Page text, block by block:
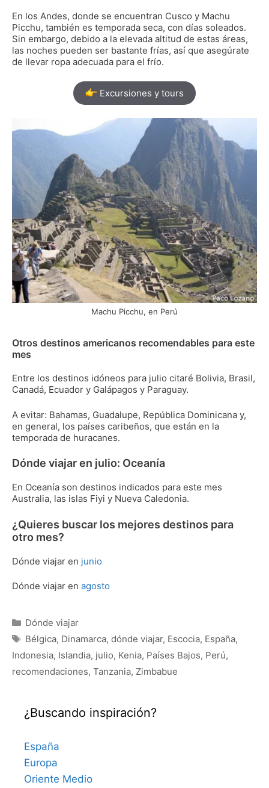
En los Andes, donde se encuentran Cusco y Machu
Picchu, también es temporada seca, con días soleados.
Sin embargo, debido a la elevada altitud de estas áreas,
las noches pueden ser bastante frías, así que asegúrate
de llevar ropa adecuada para el frío.
Excursiones y tours
Machu Picchu, en Perú
Otros destinos americanos recomendables para este
mes
Entre los destinos idóneos para julio citaré Bolivia, Brasil,
Canadá, Ecuador y Galápagos y Paraguay.
A evitar: Bahamas, Guadalupe, República Dominicana y,
en general, los países caribeños, que están en la
temporada de huracanes.
Dónde viajar en julio: Oceanía
En Oceanía son destinos indicados para este mes
Australia, las islas Fiyi y Nueva Caledonia.
¿Quieres buscar los mejores destinos para
otro mes?
Dónde viajar en junio
Dónde viajar en agosto
Categorías
Dónde viajar
Etiquetas
Bélgica, Dinamarca, dónde viajar, Escocia, España,
Indonesia, Islandia, julio, Kenia, Países Bajos, Perú,
recomendaciones, Tanzania, Zimbabue
¿Buscando inspiración?
España
Europa
Oriente Medio